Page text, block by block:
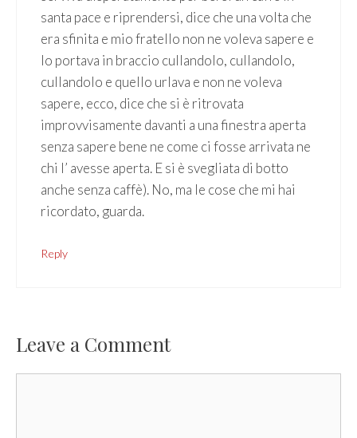
santa pace e riprendersi, dice che una volta che
era sfinita e mio fratello non ne voleva sapere e
lo portava in braccio cullandolo, cullandolo,
cullandolo e quello urlava e non ne voleva
sapere, ecco, dice che si è ritrovata
improvvisamente davanti a una finestra aperta
senza sapere bene ne come ci fosse arrivata ne
chi l’ avesse aperta. E si è svegliata di botto
anche senza caffè). No, ma le cose che mi hai
ricordato, guarda.
Reply
Leave a Comment